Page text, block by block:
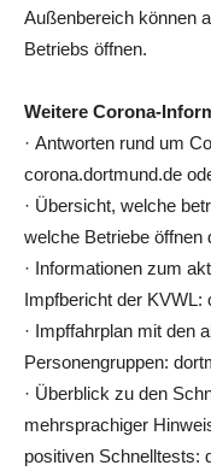
Außenbereich können
Betriebs öffnen.
Weitere Corona-
· Antworten rund um
corona.dortmund.de
· Übersicht, welche
welche Betriebe öffnen
· Informationen zum
Impfbericht der
· Impffahrplan mit den
Personengruppen:
· Überblick zu den
mehrsprachiger
positiven Schnelltests: